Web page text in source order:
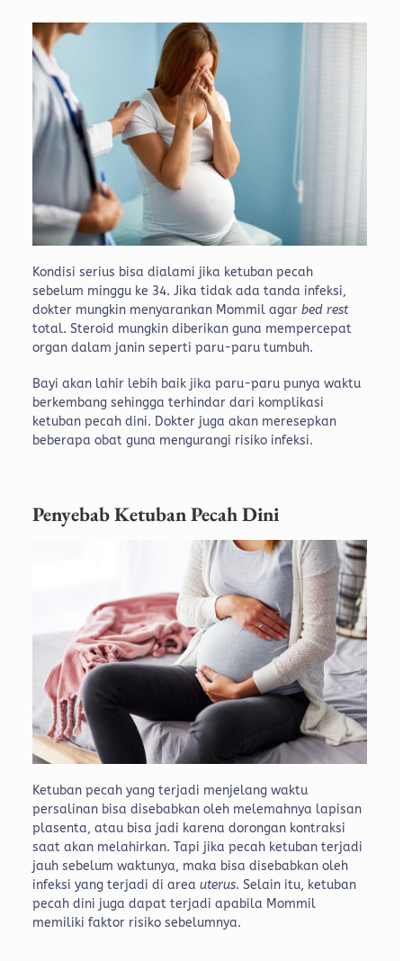
Kondisi serius bisa dialami jika ketuban pecah
sebelum minggu ke 34. Jika tidak ada tanda infeksi,
dokter mungkin menyarankan Mommil agar bed rest
total. Steroid mungkin diberikan guna mempercepat
organ dalam janin seperti paru-paru tumbuh.
Bayi akan lahir lebih baik jika paru-paru punya waktu
berkembang sehingga terhindar dari komplikasi
ketuban pecah dini. Dokter juga akan meresepkan
beberapa obat guna mengurangi risiko infeksi.
Penyebab Ketuban Pecah Dini
Ketuban pecah yang terjadi menjelang waktu
persalinan bisa disebabkan oleh melemahnya lapisan
plasenta, atau bisa jadi karena dorongan kontraksi
saat akan melahirkan. Tapi jika pecah ketuban terjadi
jauh sebelum waktunya, maka bisa disebabkan oleh
infeksi yang terjadi di area uterus. Selain itu, ketuban
pecah dini juga dapat terjadi apabila Mommil
memiliki faktor risiko sebelumnya.